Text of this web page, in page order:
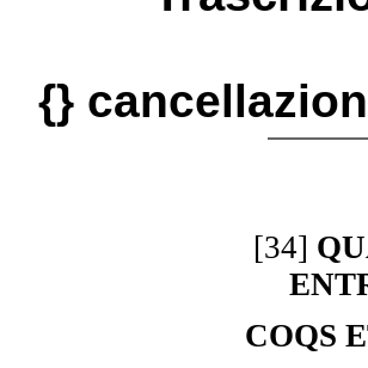
{}
[34]
COQS